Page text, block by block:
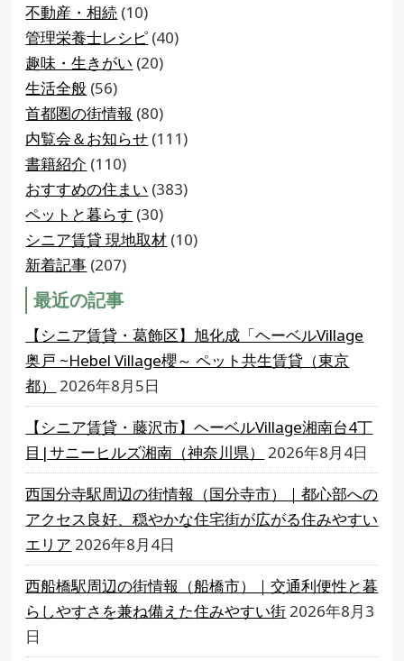
不動産・相続 (10)
管理栄養士レシピ (40)
趣味・生きがい (20)
生活全般 (56)
首都圏の街情報 (80)
内覧会＆お知らせ (111)
書籍紹介 (110)
おすすめの住まい (383)
ペットと暮らす (30)
シニア賃貸 現地取材 (10)
新着記事 (207)
最近の記事
【シニア賃貸・葛飾区】旭化成「ヘーベルVillage
奥戸 ~Hebel Village櫻～ ペット共生賃貸（東京
都）
2026年8月5日
【シニア賃貸・藤沢市】ヘーベルVillage湘南台4丁
目|サニーヒルズ湘南（神奈川県）
2026年8月4日
西国分寺駅周辺の街情報（国分寺市）｜都心部への
アクセス良好、穏やかな住宅街が広がる住みやすい
エリア 2026年8月4日
西船橋駅周辺の街情報（船橋市）｜交通利便性と暮
らしやすさを兼ね備えた住みやすい街 2026年8月3
日